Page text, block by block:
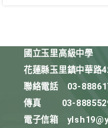
國立玉里高級中學
花蓮縣玉里鎮中華路
聯絡電話
03-
傳真
03-
電子信箱